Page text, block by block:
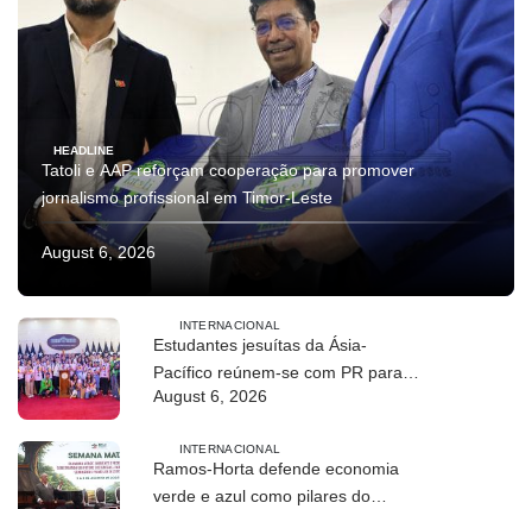
HEADLINE
Tatoli e AAP reforçam cooperação para promover
jornalismo profissional em Timor-Leste
August 6, 2026
INTERNACIONAL
Estudantes jesuítas da Ásia-
Pacífico reúnem-se com PR para
conhecer processo de paz no país
August 6, 2026
INTERNACIONAL
Ramos-Horta defende economia
verde e azul como pilares do